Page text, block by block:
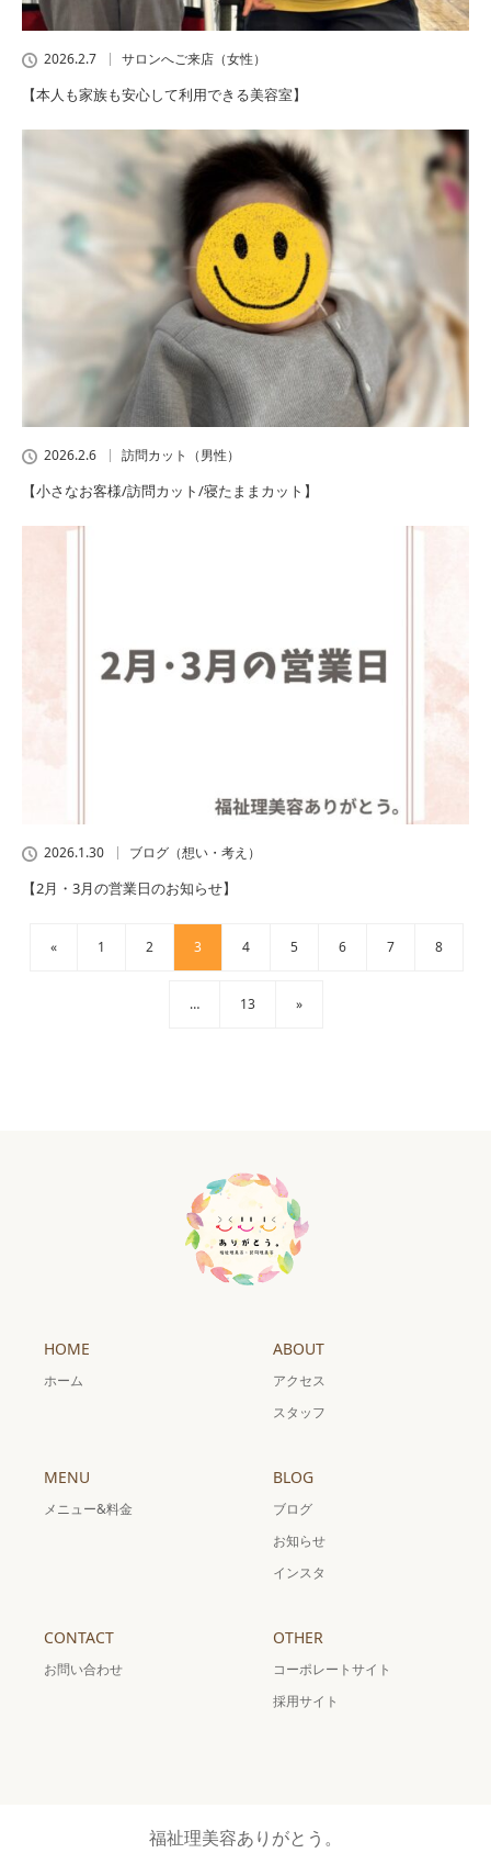
2026.2.7 サロンへご来店（女性）
【本人も家族も安心して利用できる美容室】
2026.2.6 訪問カット（男性）
【小さなお客様/訪問カット/寝たままカット】
2026.1.30 ブログ（想い・考え）
【2月・3月の営業日のお知らせ】
« 1 2 3 4 5 6 7 8
… 13 »
HOME
ホーム
ABOUT
アクセス
スタッフ
MENU
メニュー&料金
BLOG
ブログ
お知らせ
インスタ
CONTACT
お問い合わせ
OTHER
コーポレートサイト
採用サイト
福祉理美容ありがとう。